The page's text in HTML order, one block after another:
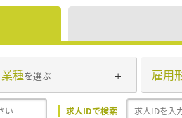
業種を選ぶ 雇用
求人IDで検索